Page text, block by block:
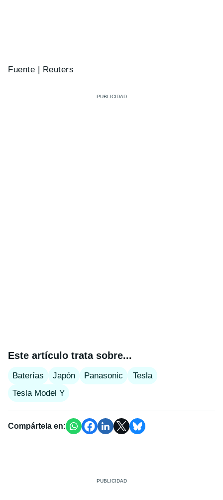
Fuente | Reuters
Este artículo trata sobre...
Baterías Japón Panasonic
Tesla
Tesla Model Y
Compártela en: